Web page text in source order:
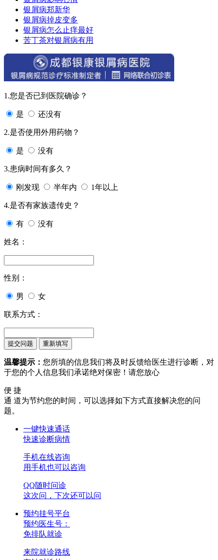
银屑病郑新华
银屑病掉皮变多
银屑病怎么止痒最好
苦丁茶对银屑病有用
1.您是否已到医院确诊？
是 还没有
2.是否使用外用药物？
是 没有
3.患病时间有多久？
刚发现 半年内 1年以上
4.是否有家族遗传史？
有 没有
姓名：
性别：
男 女
联系方式：
温馨提示： 您所填的信息我们将及时反馈给医生进行诊断，对
于您的个人信息我们承诺绝对保密！请您放心
便 捷
通 道为节约您的时间，可以选择如下方式直接解决您的问
题。
一键快速通话
快速诊断病情
手机在线咨询
用手机也可以咨询
QQ随时问诊
这次问，下次还可以问
预约挂号平台
预约医生号：
免排队就诊
来院就诊路线